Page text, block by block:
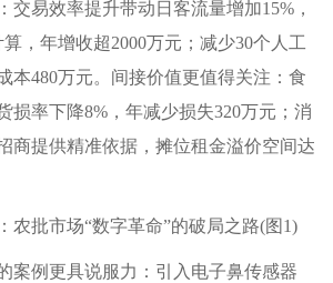
交易效率提升带动日客流量增加15%，
，年增收超2000万元；减少30个人工
本480万元。间接价值更值得关注：食
损率下降8%，年减少损失320万元；消
商提供精准依据，摊位租金溢价空间达
案例更具说服力：引入电子鼻传感器